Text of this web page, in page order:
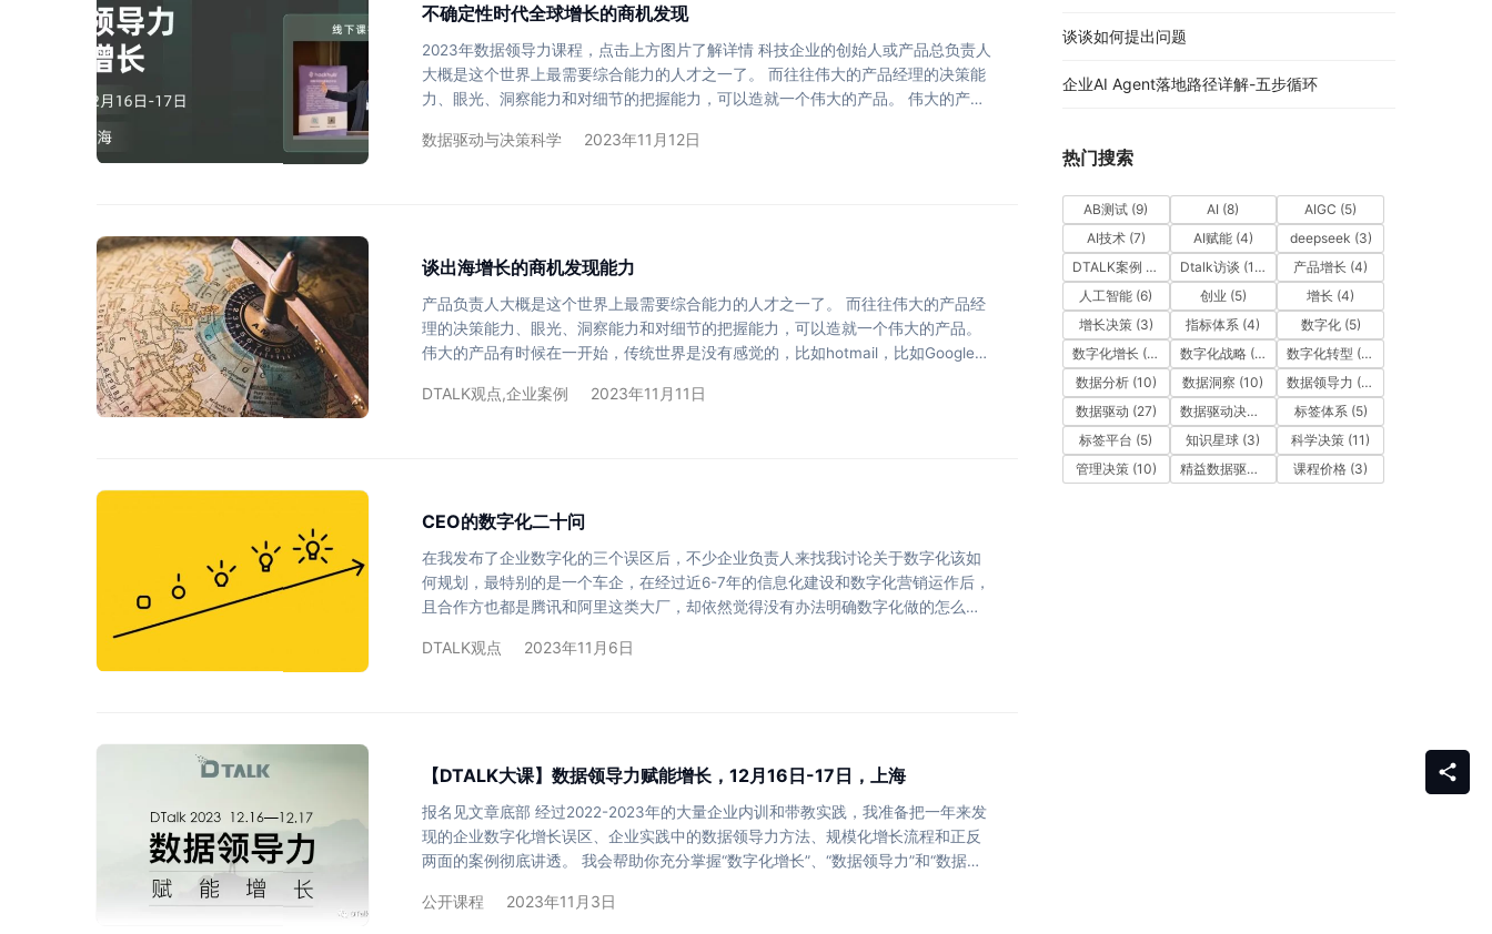
不确定性时代全球增长的商机发现
2023年数据领导力课程，点击上方图片了解详情 科技企业的创始人或产品总负责人
大概是这个世界上最需要综合能力的人才之一了。 而往往伟大的产品经理的决策能
力、眼光、洞察能力和对细节的把握能力，可以造就一个伟大的产品。 伟大的产品
Paypal。 这些产品背后的团队的决策能力有一样是传统企业无法实践的，就是数据
数据驱动与决策科学 2023年11月12日
谈出海增长的商机发现能力
产品负责人大概是这个世界上最需要综合能力的人才之一了。 而往往伟大的产品经
理的决策能力、眼光、洞察能力和对细节的把握能力，可以造就一个伟大的产品。
伟大的产品有时候在一开始，传统世界是没有感觉的，比如hotmail，比如Google，
数据的丰富维度导致了对商业世界的洞察理解完全不同。 我最近帮助蔚来团队发布
DTALK观点,企业案例 2023年11月11日
CEO的数字化二十问
在我发布了企业数字化的三个误区后，不少企业负责人来找我讨论关于数字化该如
何规划，最特别的是一个车企，在经过近6-7年的信息化建设和数字化营销运作后，
且合作方也都是腾讯和阿里这类大厂，却依然觉得没有办法明确数字化做的怎么
字化其实依然成立。 作为企业的一把手，在纠结上哪些系统，决定和谁合作之前，
DTALK观点 2023年11月6日
【DTALK大课】数据领导力赋能增长，12月16日-17日，上海
报名见文章底部 经过2022-2023年的大量企业内训和带教实践，我准备把一年来发
现的企业数字化增长误区、企业实践中的数据领导力方法、规模化增长流程和正反
两面的案例彻底讲透。 我会帮助你充分掌握“数字化增长”、“数据领导力”和“数据驱
加深对企业数字化战略价值的理解。通过各行业成功和失败的案例，理解数据领导
公开课程 2023年11月3日
谈谈如何提出问题
企业AI Agent落地路径详解-五步循环
热门搜索
AB测试 (9) AI (8) AIGC (5)
AI技术(7) AI赋能(4) deepseek (3)
DTALK案例
Dtalk访谈 (13) 产品增长 (4)
人工智能 (6) 创业 (5) 增长 (4)
增长决策(3) 指标体系 (4) 数字化(5)
数字化增长 (3) 数字化战略(3) 数字化转型 (12)
数据分析(10) 数据洞察 (10) 数据领导力 (27)
数据驱动 (27) 数据驱动决策 标签体系(5)
标签平台 (5) 知识星球 (3) 科学决策 (11)
管理决策(10) 精益数据驱动 课程价格 (3)